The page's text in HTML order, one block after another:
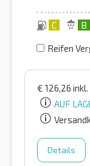
C B
Reifen
€ 126,26
AUF
Details